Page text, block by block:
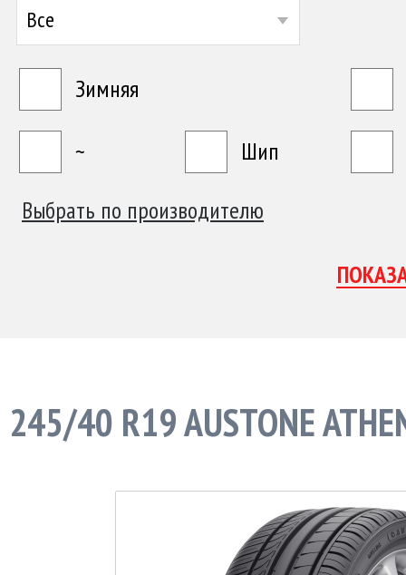
Все
Зимняя
~
Шип
Выбрать по производителю
245/40 R19 AUSTONE